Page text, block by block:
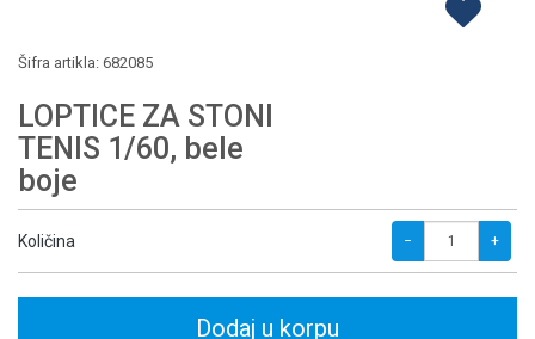
Šifra artikla: 682085
LOPTICE ZA STONI
TENIS 1/60, bele
boje
Količina − +
Dodaj u korpu